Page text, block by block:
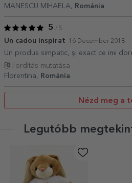
MANESCU MIHAELA,
Románia
5 / 5
Un cadou inspirat 16 December 2018
Un produs simpatic, și exact ce imi
Fordítás mutatása
Florentina,
Románia
Nézd meg a
Legutóbb